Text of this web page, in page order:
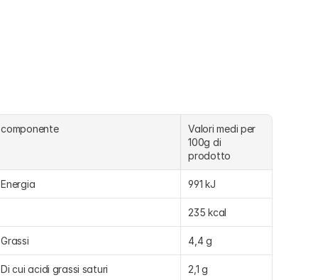
componente
Valori medi per
100g di
prodotto
Energia 991 kJ
235 kcal
Grassi 4,4 g
Di cui acidi grassi saturi 2,1 g